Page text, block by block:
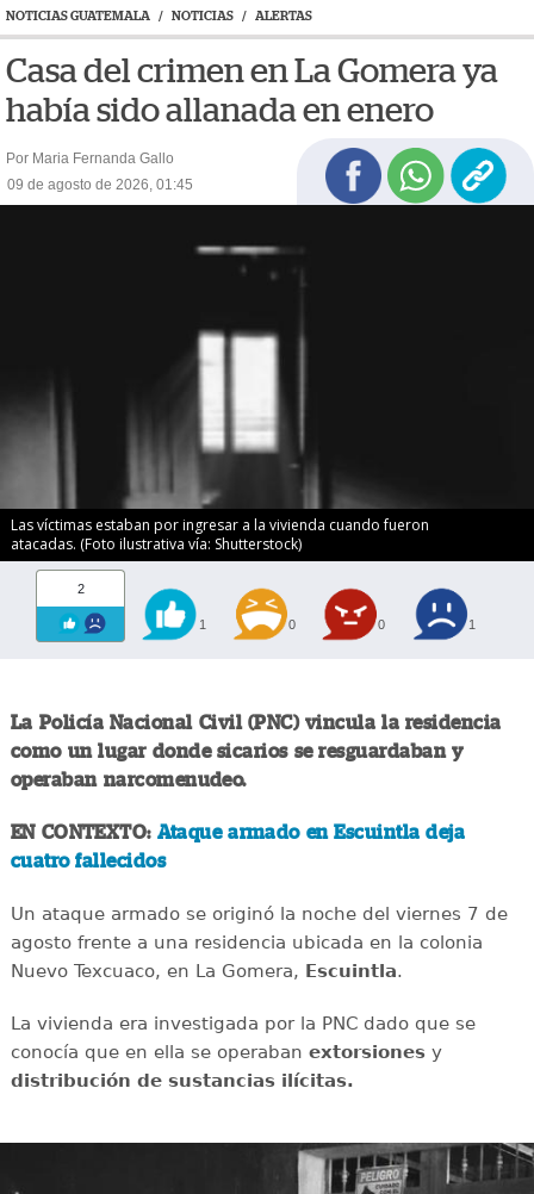
NOTICIAS GUATEMALA / NOTICIAS / ALERTAS
Casa del crimen en La Gomera ya
había sido allanada en enero
Por Maria Fernanda Gallo
09 de agosto de 2026, 01:45
Las víctimas estaban por ingresar a la vivienda cuando fueron
atacadas. (Foto ilustrativa vía: Shutterstock)
2
1 0 0 1
La Policía Nacional Civil (PNC) vincula la residencia
como un lugar donde sicarios se resguardaban y
operaban narcomenudeo.
EN CONTEXTO: Ataque armado en Escuintla deja
cuatro fallecidos
Un ataque armado se originó la noche del viernes 7 de
agosto frente a una residencia ubicada en la colonia
Nuevo Texcuaco, en La Gomera, Escuintla.
La vivienda era investigada por la PNC dado que se
conocía que en ella se operaban extorsionesy
distribución de sustancias ilícitas.